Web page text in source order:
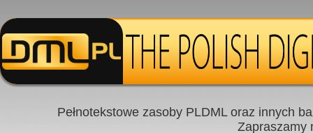
Pełnotekstowe zasoby PLDML oraz innych
Zapraszamy